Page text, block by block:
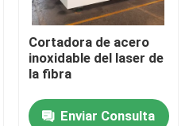
Cortadora de acero
inoxidable del laser de
la fibra
Enviar Consulta